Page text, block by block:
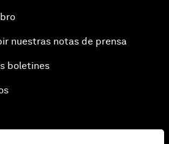
nuestras notas de prensa
boletines